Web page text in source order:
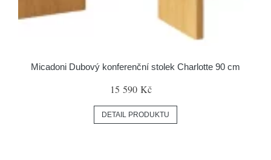
Micadoni Dubový konferenční stolek Charlotte 90 cm
15 590 Kč
DETAIL PRODUKTU